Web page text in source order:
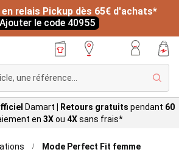
relais Pickup dès 65€ d'achats*
le code 40955
Damart Retours gratuits pendant 60
en 3Xou 4Xsans frais*
Mode Perfect Fit femme